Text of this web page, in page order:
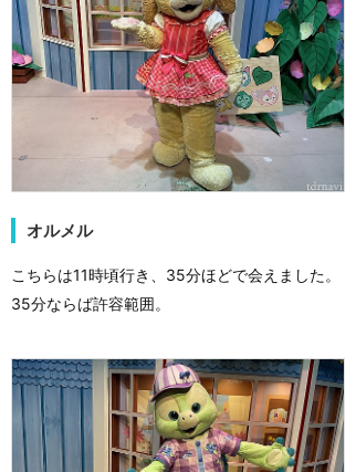
オルメル
こちらは11時頃行き、35分ほどで会えました。
35分ならば許容範囲。